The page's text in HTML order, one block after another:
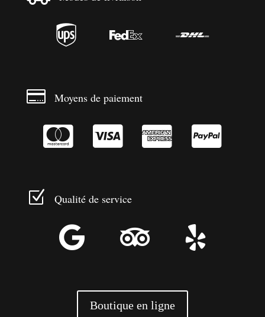
  
 Moyens de paiement
   
Z Qualité de service
  
Boutique en ligne